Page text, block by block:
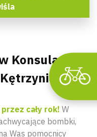
Konsulacie
cały rok! W
bombki,
Was pomocnicy